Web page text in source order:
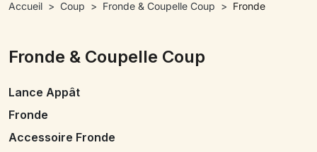
Accueil Coup Fronde & Coupelle Coup Fronde
Fronde & Coupelle Coup
Lance Appât
Fronde
Accessoire Fronde